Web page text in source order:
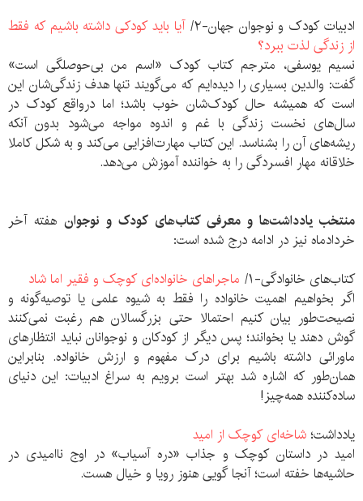
ادبیات کودک و نوجوان جهان-۲/
آیا باید کودکی داشته باشیم که فقط
از زندگی لذت ببرد؟
نسیم یوسفی، مترجم کتاب کودک «اسم من بی‌حوصلگی است»
گفت: والدین بسیاری را دیده‌ایم که می‌گویند تنها هدف زندگی‌شان این
است که همیشه حال کودک‌شان خوب باشد؛ اما درواقع کودک در
سال‌های نخست زندگی با غم و اندوه مواجه می‌شود بدون آنکه
ریشه‌های آن را بشناسد. این کتاب مهارت‌افزایی می‌کند و به شکل کاملا
خلاقانه مهار افسردگی را به خواننده آموزش می‌دهد.
منتخب یادداشت‌ها و معرفی کتاب‌های کودک و نوجوانهفته آخر
خردادماه نیز در ادامه درج شده است:
کتاب‌های خانوادگی-۱/
ماجراهای خانواده‌ای کوچک و فقیر اما شاد
اگر بخواهیم اهمیت خانواده را فقط به شیوه علمی یا توصیه‌گونه و
نصیحت‌طور بیان کنیم احتمالا حتی بزرگسالان هم رغبت نمی‌کنند
گوش دهند یا بخوانند؛ پس دیگر از کودکان و نوجوانان نباید انتظارهای
ماورائی داشته باشیم برای درک مفهوم و ارزش خانواده. بنابراین
همان‌طور که اشاره شد بهتر است برویم به سراغ ادبیات: این دنیای
ساده‌کننده همه‌چیز!
یادداشت؛ شاخه‌ای کوچک از امید
امید در داستان کوچک و جذاب «دره آسیاب» در اوج ناامیدی در
حاشیه‌ها خفته است؛ آنجا گویی هنوز رویا و خیال هست.